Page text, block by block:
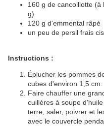
160 g de cancoillotte
g)
120 g d'emmental râpé
un peu de persil frais
Instructions :
Éplucher les pommes
cubes d'environ 1,5 cm.
Faire chauffer une
cuillères à soupe
terre, saler, poivrer et
avec le couvercle